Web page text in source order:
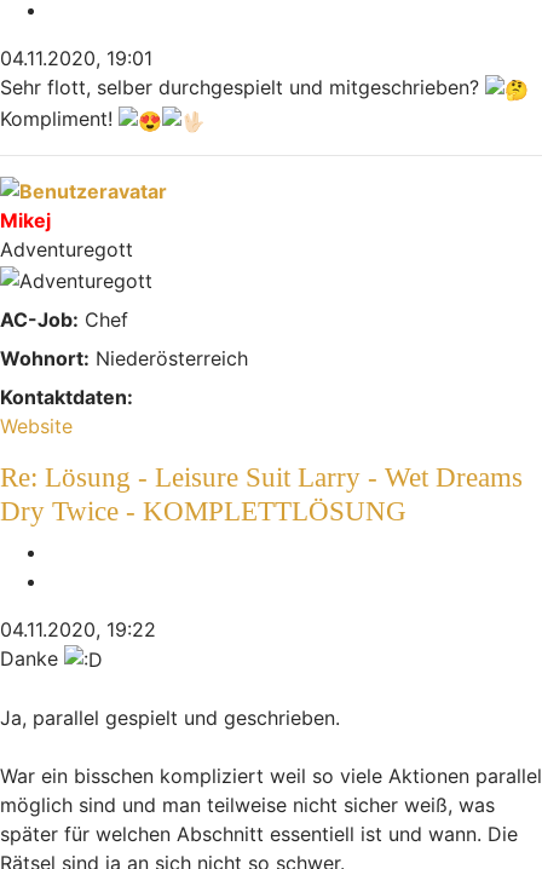
04.11.2020, 19:01
Sehr flott, selber durchgespielt und mitgeschrieben?
Kompliment!
Mikej
Adventuregott
AC-Job: Chef
Wohnort: Niederösterreich
Kontaktdaten:
Kontaktdaten von Mikej
Website
Re: Lösung - Leisure Suit Larry - Wet Dreams
Dry Twice - KOMPLETTLÖSUNG
04.11.2020, 19:22
Danke
Ja, parallel gespielt und geschrieben.
War ein bisschen kompliziert weil so viele Aktionen parallel
möglich sind und man teilweise nicht sicher weiß, was
später für welchen Abschnitt essentiell ist und wann. Die
Rätsel sind ja an sich nicht so schwer.